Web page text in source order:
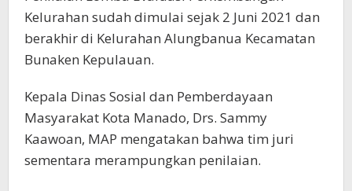
Kelurahan sudah dimulai sejak 2 Juni 2021 dan
berakhir di Kelurahan Alungbanua Kecamatan
Bunaken Kepulauan.
Kepala Dinas Sosial dan Pemberdayaan
Masyarakat Kota Manado, Drs. Sammy
Kaawoan, MAP mengatakan bahwa tim juri
sementara merampungkan penilaian.